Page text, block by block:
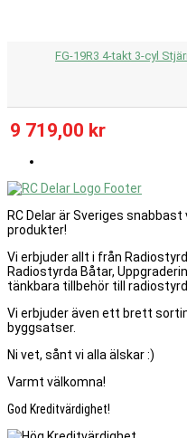
FG-19R3 4-takt 3-cyl
9 719,00 kr
RC Delar är Sveriges
produkter!
Vi erbjuder allt i från
Radiostyrda Båtar,
tänkbara tillbehör till
Vi erbjuder även ett brett
byggsatser.
Ni vet, sånt vi alla älskar :)
Varmt välkomna!
God Kreditvärdighet!